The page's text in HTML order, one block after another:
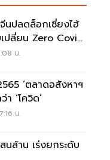
นปลดล็อกเซี่ยงไฮ้
ลี่ยน Zero Covid
ย น.
‘ตลาดอสังหาฯ
‘โควิด’
น.
นล้าน เร่งยกระดับ